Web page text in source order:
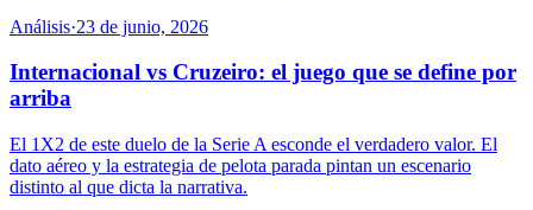
Análisis·23 de junio, 2026
Internacional vs Cruzeiro: el juego que se define por
arriba
El 1X2 de este duelo de la Serie A esconde el verdadero valor. El
dato aéreo y la estrategia de pelota parada pintan un escenario
distinto al que dicta la narrativa.